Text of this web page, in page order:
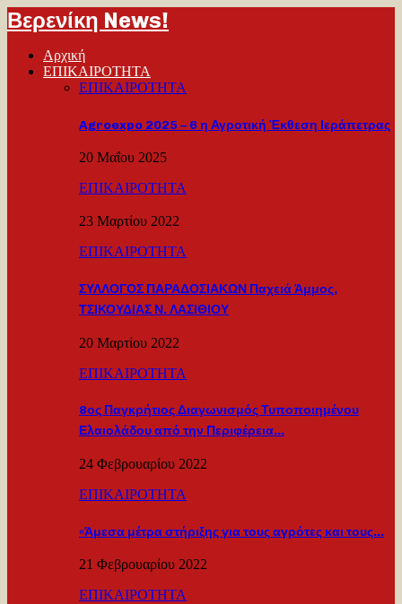
Βερενίκη News!
Αρχική
ΕΠΙΚΑΙΡΟΤΗΤΑ
ΕΠΙΚΑΙΡΟΤΗΤΑ
Agroexpo 2025 – 6 η Αγροτική Έκθεση Ιεράπετρας
20 Μαΐου 2025
ΕΠΙΚΑΙΡΟΤΗΤΑ
23 Μαρτίου 2022
ΕΠΙΚΑΙΡΟΤΗΤΑ
ΣΥΛΛΟΓΟΣ ΠΑΡΑΔΟΣΙΑΚΩΝ Παχειά Άμμος,
ΤΣΙΚΟΥΔΙΑΣ Ν. ΛΑΣΙΘΙΟΥ
20 Μαρτίου 2022
ΕΠΙΚΑΙΡΟΤΗΤΑ
8ος Παγκρήτιος Διαγωνισμός Τυποποιημένου
Ελαιολάδου από την Περιφέρεια…
24 Φεβρουαρίου 2022
ΕΠΙΚΑΙΡΟΤΗΤΑ
«Άμεσα μέτρα στήριξης για τους αγρότες και τους…
21 Φεβρουαρίου 2022
ΕΠΙΚΑΙΡΟΤΗΤΑ